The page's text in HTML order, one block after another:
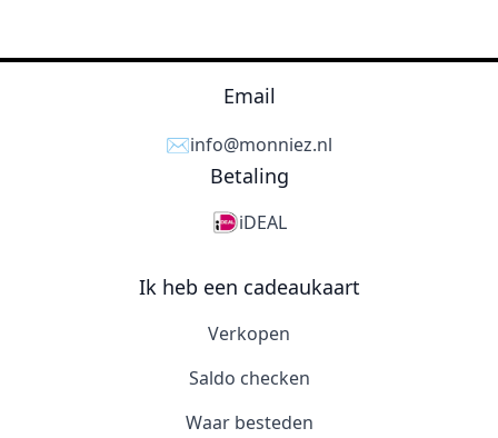
Email
✉️info@monniez.nl
Betaling
iDEAL
Ik heb een cadeaukaart
Verkopen
Saldo checken
Waar besteden